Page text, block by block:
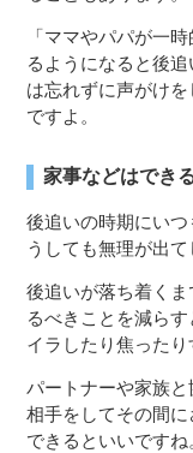
「ママやパパが一
るようになると後
は忘れずに声がけ
ですよ。
家事などはでき
後追いの時期にい
うしても無理が出て
後追いが落ち着く
るべきことを減ら
イラしたり焦ったり
パートナーや家族
相手をしてその間
できるといいですね